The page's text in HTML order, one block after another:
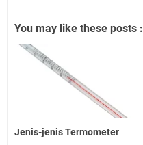
You may like these posts :
Jenis-jenis Termometer